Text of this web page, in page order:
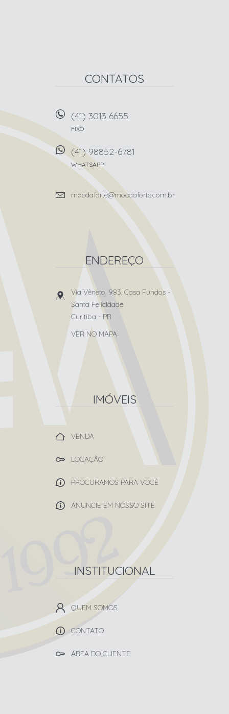
CONTATOS
(41) 3013 6655
FIXO
(41) 98852-6781
WHATSAPP
moedaforte@moedaforte.com.br
ENDEREÇO
Via Vêneto, 983, Casa Fundos -
Santa Felicidade
Curitiba - PR
VER NO MAPA
IMÓVEIS
VENDA
LOCAÇÃO
PROCURAMOS PARA VOCÊ
ANUNCIE EM NOSSO SITE
INSTITUCIONAL
QUEM SOMOS
CONTATO
ÁREA DO CLIENTE